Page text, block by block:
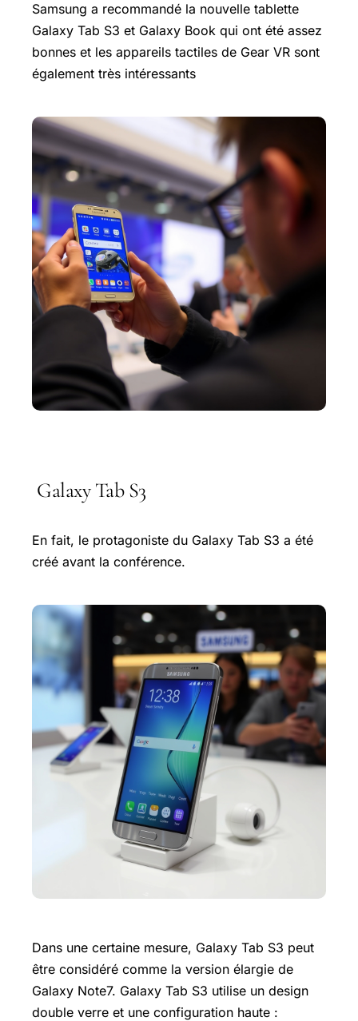
Samsung a recommandé la nouvelle tablette
Galaxy Tab S3 et Galaxy Book qui ont été assez
bonnes et les appareils tactiles de Gear VR sont
également très intéressants
Galaxy Tab S3
En fait, le protagoniste du Galaxy Tab S3 a été
créé avant la conférence.
Dans une certaine mesure, Galaxy Tab S3 peut
être considéré comme la version élargie de
Galaxy Note7. Galaxy Tab S3 utilise un design
double verre et une configuration haute :